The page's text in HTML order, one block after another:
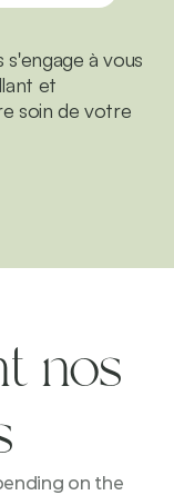
à vous
et
soin de votre
nos
on the